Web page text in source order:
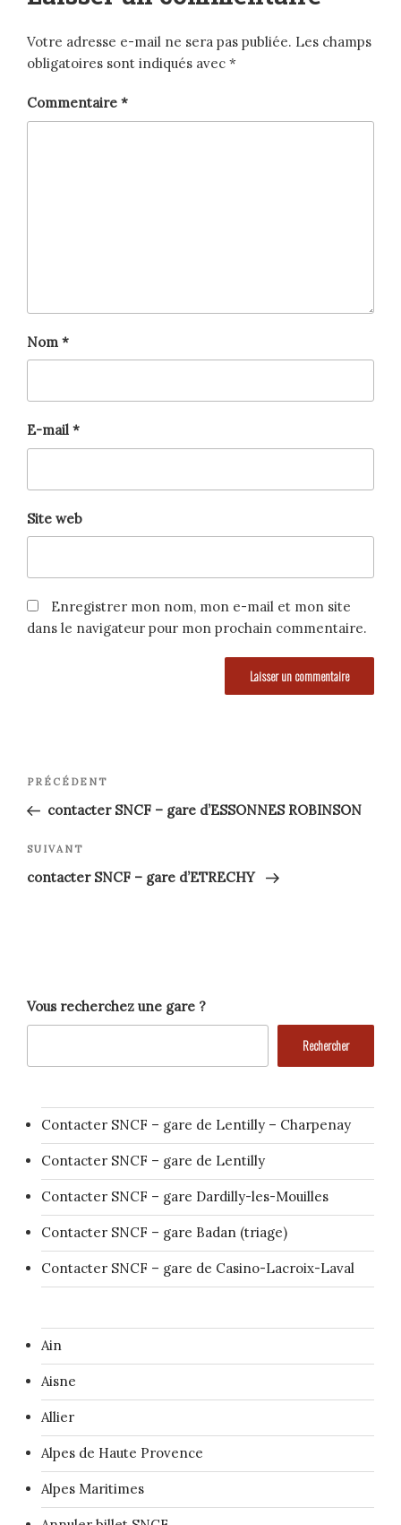
Votre adresse e-mail ne sera pas publiée. Les champs
obligatoires sont indiqués avec *
Commentaire *
Nom *
E-mail *
Site web
Enregistrer mon nom, mon e-mail et mon site
dans le navigateur pour mon prochain commentaire.
Navigation
de
l’article
Article
précédent
PRÉCÉDENT
contacter SNCF – gare d’ESSONNES ROBINSON
Article
suivant
SUIVANT
contacter SNCF – gare d’ETRECHY
Vous recherchez une gare ?
Rechercher
Contacter SNCF – gare de Lentilly – Charpenay
Contacter SNCF – gare de Lentilly
Contacter SNCF – gare Dardilly-les-Mouilles
Contacter SNCF – gare Badan (triage)
Contacter SNCF – gare de Casino-Lacroix-Laval
Ain
Aisne
Allier
Alpes de Haute Provence
Alpes Maritimes